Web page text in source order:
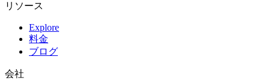
リソース
Explore
料金
ブログ
会社